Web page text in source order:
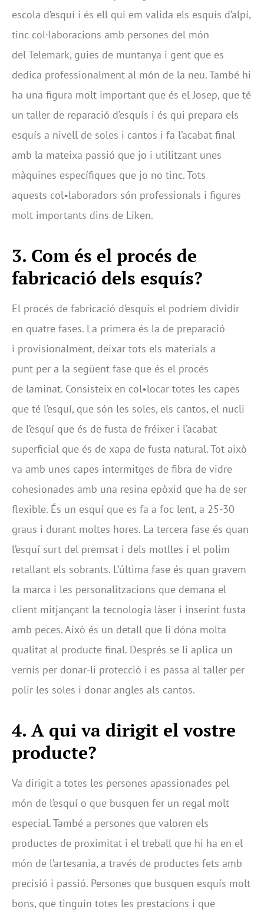
escola d’esquí i és ell qui em valida els esquís d’alpí,
tinc col·laboracions amb persones del món
del Telemark, guies de muntanya i gent que es
dedica professionalment al món de la neu. També hi
ha una figura molt important que és el Josep, que té
un taller de reparació d’esquís i és qui prepara els
esquís a nivell de soles i cantos i fa l’acabat final
amb la mateixa passió que jo i utilitzant unes
màquines específiques que jo no tinc. Tots
aquests col•laboradors són professionals i figures
molt importants dins de Liken.
3. Com és el procés de
fabricació dels esquís?
El procés de fabricació d’esquís el podríem dividir
en quatre fases. La primera és la de preparació
i provisionalment, deixar tots els materials a
punt per a la següent fase que és el procés
de laminat. Consisteix en col•locar totes les capes
que té l’esquí, que són les soles, els cantos, el nucli
de l’esquí que és de fusta de fréixer i l’acabat
superficial que és de xapa de fusta natural. Tot això
va amb unes capes intermitges de fibra de vidre
cohesionades amb una resina epòxid que ha de ser
flexible. És un esquí que es fa a foc lent, a 25-30
graus i durant moltes hores. La tercera fase és quan
l’esquí surt del premsat i dels motlles i el polim
retallant els sobrants. L’última fase és quan gravem
la marca i les personalitzacions que demana el
client mitjançant la tecnologia làser i inserint fusta
amb peces. Això és un detall que li dóna molta
qualitat al producte final. Després se li aplica un
vernís per donar-li protecció i es passa al taller per
polir les soles i donar angles als cantos.
4. A qui va dirigit el vostre
producte?
Va dirigit a totes les persones apassionades pel
món de l’esquí o que busquen fer un regal molt
especial. També a persones que valoren els
productes de proximitat i el treball que hi ha en el
món de l’artesania, a través de productes fets amb
precisió i passió. Persones que busquen esquís molt
bons, que tinguin totes les prestacions i que